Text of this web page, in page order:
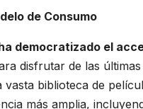
de Consumo
democratizado el
disfrutar de las
vasta biblioteca de
más amplia,